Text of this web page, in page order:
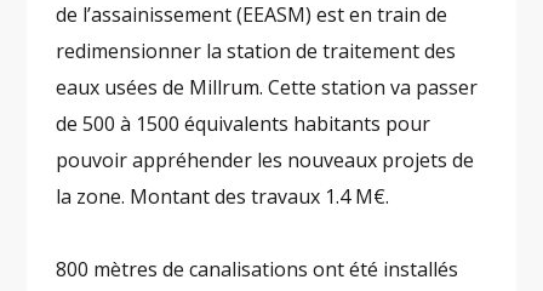
de l’assainissement (EEASM) est en train de
redimensionner la station de traitement des
eaux usées de Millrum. Cette station va passer
de 500 à 1500 équivalents habitants pour
pouvoir appréhender les nouveaux projets de
la zone. Montant des travaux 1.4 M€.
800 mètres de canalisations ont été installés